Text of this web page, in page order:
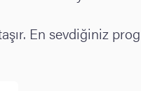
En sevdiğiniz